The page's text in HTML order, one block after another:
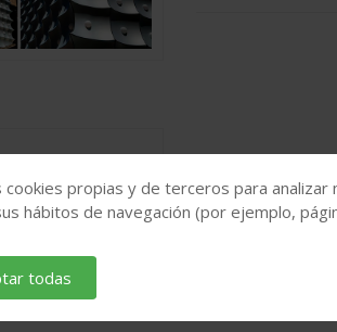
Solución
proyectos
cookies propias y de terceros para
hábitos de navegación (por ejemplo,
todas